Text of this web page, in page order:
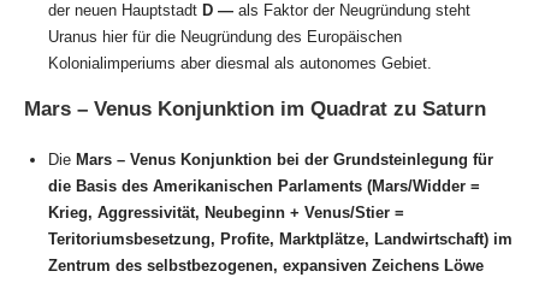
der neuen Hauptstadt D — als Faktor der Neugründung steht
Uranus hier für die Neugründung des Europäischen
Kolonialimperiums aber diesmal als autonomes Gebiet.
Mars – Venus Konjunktion im Quadrat zu Saturn
Die Mars – Venus Konjunktion bei der Grundsteinlegung für
die Basis des Amerikanischen Parlaments (Mars/Widder =
Krieg, Aggressivität, Neubeginn + Venus/Stier =
Teritoriumsbesetzung, Profite, Marktplätze, Landwirtschaft) im
Zentrum des selbstbezogenen, expansiven Zeichens Löwe